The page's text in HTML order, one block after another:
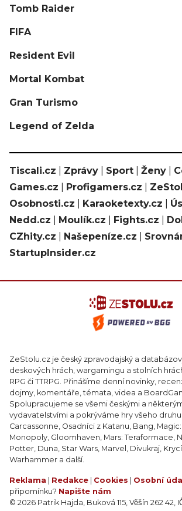
Tomb Raider
FIFA
Resident Evil
Mortal Kombat
Gran Turismo
Legend of Zelda
Tiscali.cz Zprávy Sport Ženy
Games.cz
Profigamers.cz
Osobnosti.cz
Karaoketexty.cz
Nedd.cz
Moulík.cz Fights.cz
CZhity.cz
Našepeníze.cz
StartupInsider.cz
ZeStolu.cz je český zpravodajský a
deskových hrách, wargamingu a stolních
RPG či TTRPG. Přinášíme denní novinky,
dojmy, komentáře, témata, videa a
Spolupracujeme se všemi českými a
vydavatelstvími a pokrýváme hry všeho
Carcassonne, Osadníci z Katanu, Bang,
Monopoly, Gloomhaven, Mars: Teraformace,
Potter, Duna, Star Wars, Marvel, Divukraj,
Warhammer a další.
Reklama Redakce Cookies Osobní
připomínku? Napište nám
© 2026 Patrik Hajda, Buková 115, Věšín 262 42,